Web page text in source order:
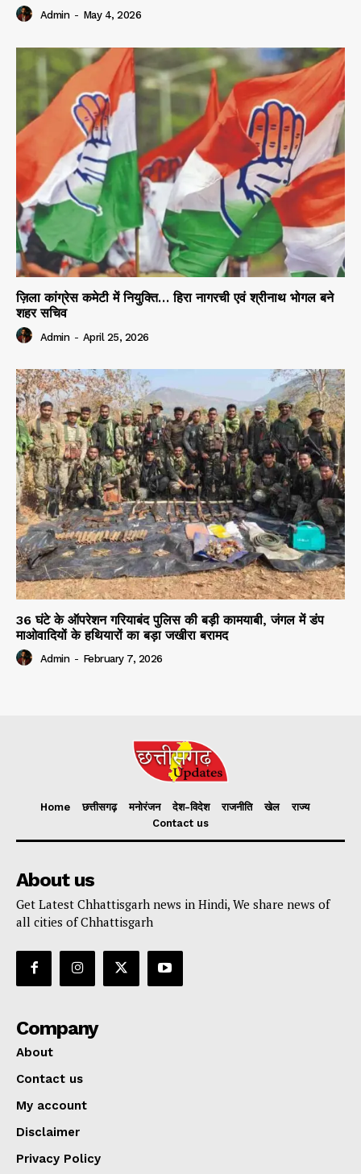
Admin - May 4, 2026
ज़िला कांग्रेस कमेटी में नियुक्ति… हिरा नागरची एवं श्रीनाथ भोगल बने
शहर सचिव
Admin - April 25, 2026
36 घंटे के ऑपरेशन गरियाबंद पुलिस की बड़ी कामयाबी, जंगल में डंप
माओवादियों के हथियारों का बड़ा जखीरा बरामद
Admin - February 7, 2026
Home छत्तीसगढ़ मनोरंजन देश-विदेश राजनीति खेल
राज्य
Contact us
About us
Get Latest Chhattisgarh news in Hindi, We share news of
all cities of Chhattisgarh
Company
About
Contact us
My account
Disclaimer
Privacy Policy